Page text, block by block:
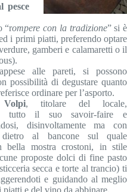
pesce
“rompere con la tradizione” si è
i primi piatti, preferendo optare
gamberi e calamaretti o il
alle pareti, si possono
possibilità di degustare quanto
ordinare per l’asporto.
Volpi, titolare del locale,
tutto il suo savoir-faire e
disinvoltamente ma con
dietro al bancone sul quale
bella mostra crostoni, in stile
proposte dolci di fine pasto
secca e torte al trancio) ti
e guidando al meglio
piatti e del vino da abbinare.